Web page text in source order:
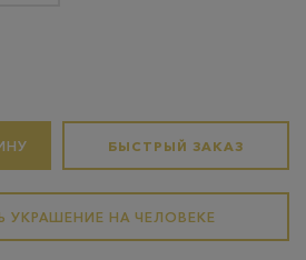
БЫСТРЫЙ ЗАКАЗ
УКРАШЕНИЕ НА ЧЕЛОВЕКЕ